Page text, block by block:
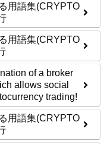
用語集(CRYPTO
用語集(CRYPTO
of a broker
allows social
trading!
用語集(CRYPTO